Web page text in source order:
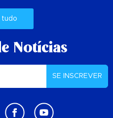
tudo
Notícias
SE INSCREVER